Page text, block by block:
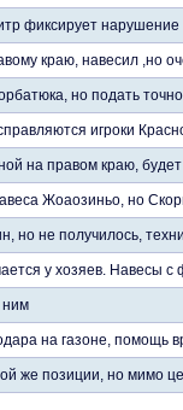
фиксирует
краю, навесил ,но
но подать
игроки
на правом краю,
Жоаозиньо, но
но не получилось,
у хозяев. Навесы
ним
на газоне, помощь
же позиции, но мимо